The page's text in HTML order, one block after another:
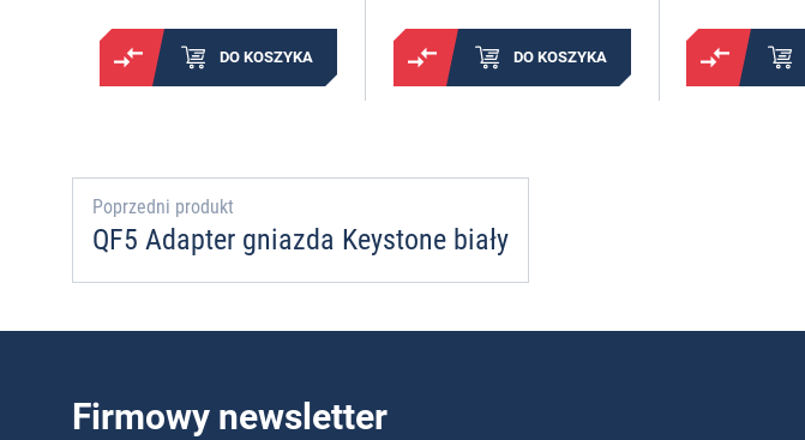
DO KOSZYKA DO KOSZYKA
Poprzedni produkt
QF5 Adapter gniazda Keystone biały
Firmowy newsletter